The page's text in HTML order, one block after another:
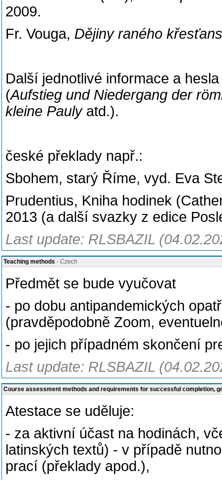
2009.
Fr. Vouga, Dějiny raného
Další jednotlivé informace a
(Aufstieg und Niedergang der
kleine Paulyatd.).
české překlady např.:
Sbohem, starý Říme, vyd. Eva
Prudentius, Kniha hodinek
2013 (a další svazky z edice
Last update: RLSBAZIL
Teaching methods - Czech
Předmět se bude vyučovat
- po dobu antipandemických
(pravděpodobně Zoom,
- po jejich případném skončení
Last update: RLSBAZIL
Course assessment methods and requirements for successful completion,
Atestace se uděluje:
- za aktivní účast na hodinách,
latinských textů) - v případě
prací (překlady apod.),